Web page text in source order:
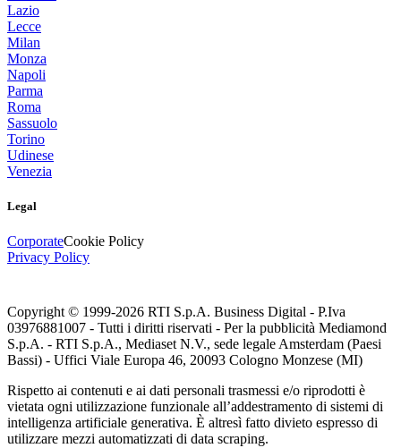
Lazio
Lecce
Milan
Monza
Napoli
Parma
Roma
Sassuolo
Torino
Udinese
Venezia
Legal
CorporateCookie Policy
Privacy Policy
Copyright © 1999-2026 RTI S.p.A. Business Digital - P.Iva
03976881007 - Tutti i diritti riservati - Per la pubblicità Mediamond
S.p.A. - RTI S.p.A., Mediaset N.V., sede legale Amsterdam (Paesi
Bassi) - Uffici Viale Europa 46, 20093 Cologno Monzese (MI)
Rispetto ai contenuti e ai dati personali trasmessi e/o riprodotti è
vietata ogni utilizzazione funzionale all’addestramento di sistemi di
intelligenza artificiale generativa. È altresì fatto divieto espresso di
utilizzare mezzi automatizzati di data scraping.